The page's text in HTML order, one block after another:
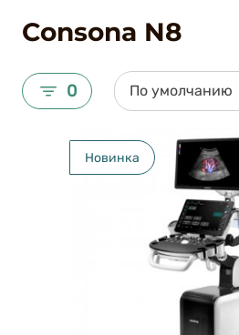
Consona N8
0 По умолчанию
Новинка